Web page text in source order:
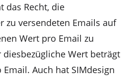
das Recht, die
zu versendeten Emails auf
Wert pro Email zu
diesbezügliche Wert beträgt
Auch hat SIMdesign